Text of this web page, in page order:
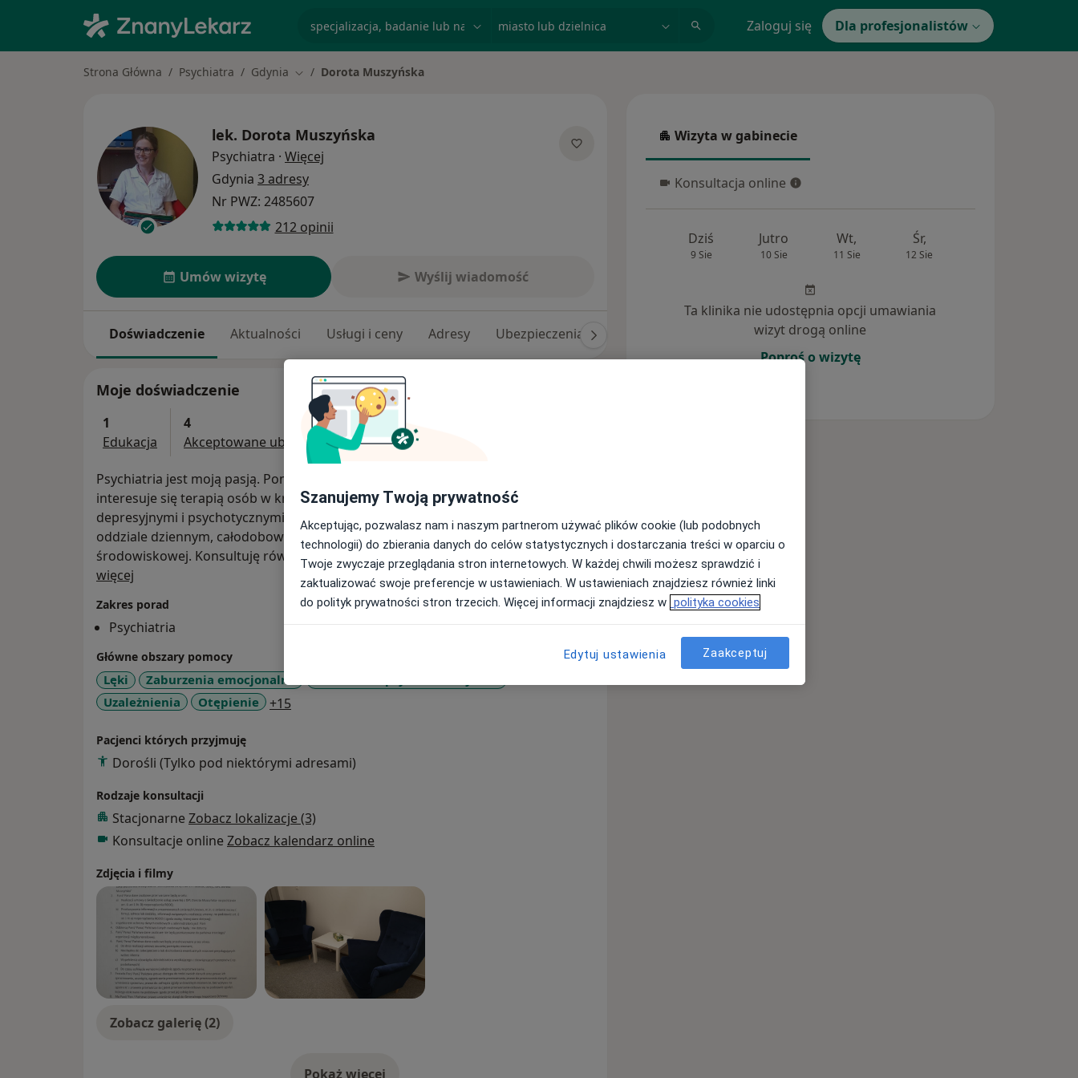
Zaloguj się Dla profesjonalistów
Strona Główna Psychiatra Gdynia Zmień miasto
Dorota Muszyńska
lek. Dorota Muszyńska
Psychiatra · Więcej
Gdynia 3 adresy
Nr PWZ: 2485607
212 opinii
Umów wizytę Wyślij wiadomość
Doświadczenie Aktualności Usługi i ceny Adresy Ubezpieczenia
Moje doświadczenie
1
Edukacja
4
Akceptowane ubezpieczenia
Psychiatria jest moją pasją. Pomagam moim pacjentom niemal 10 lat. Najbardziej
interesuje się terapią osób w kryzach psychicznych i z zaburzeniami lękowymi,
depresyjnymi i psychotycznymi. Mam doświadczenie w pracy zarówno na
oddziale dziennym, całodobowym, jak i w opiece ambulatoryjnej oraz
środowiskowej. Konsultuję również osoby zmagające się z uzależnieniami.
więcej
Zakres porad
Psychiatria
Główne obszary pomocy
Lęki Zaburzenia emocjonalne
Uzależnienia
Otępienie +15
Pacjenci których przyjmuję
Dorośli (Tylko pod niektórymi adresami)
Rodzaje konsultacji
Stacjonarne Zobacz lokalizacje (3)
Konsultacje online Zobacz kalendarz online
Zdjęcia i filmy
Zobacz galerię (2)
Pokaż więcej
Wizyta w gabinecie
Wizyta w gabinecie
Konsultacja online
Konsultacja online
Dziś
9 Sie
Jutro
10 Sie
Wt,
11 Sie
Śr,
12 Sie
Ta klinika nie udostępnia opcji umawiania
wizyt drogą online
Poproś o wizytę
Szanujemy Twoją prywatność
Akceptując, pozwalasz nam i naszym partnerom używać plików cookie (lub podobnych
technologii) do zbierania danych do celów statystycznych i dostarczania treści w oparciu o
Twoje zwyczaje przeglądania stron internetowych. W każdej chwili możesz sprawdzić i
zaktualizować swoje preferencje w ustawieniach. W ustawieniach znajdziesz również linki
do polityk prywatności stron trzecich. Więcej informacji znajdziesz w polityka cookies
Edytuj ustawienia Zaakceptuj